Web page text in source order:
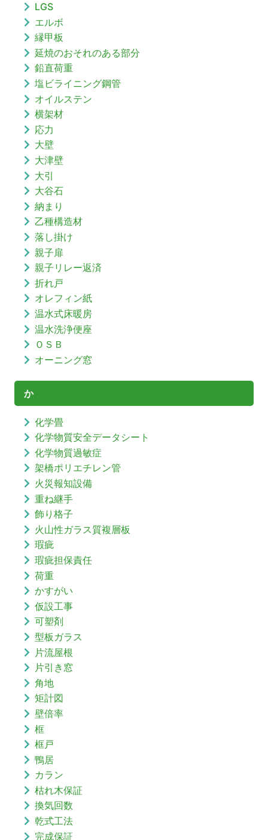
LGS
エルボ
縁甲板
延焼のおそれのある部分
鉛直荷重
塩ビライニング鋼管
オイルステン
横架材
応力
大壁
大津壁
大引
大谷石
納まり
乙種構造材
落し掛け
親子扉
親子リレー返済
折れ戸
オレフィン紙
温水式床暖房
温水洗浄便座
ＯＳＢ
オーニング窓
か
化学畳
化学物質安全データシート
化学物質過敏症
架橋ポリエチレン管
火災報知設備
重ね継手
飾り格子
火山性ガラス質複層板
瑕疵
瑕疵担保責任
荷重
かすがい
仮設工事
可塑剤
型板ガラス
片流屋根
片引き窓
角地
矩計図
壁倍率
框
框戸
鴨居
カラン
枯れ木保証
換気回数
乾式工法
完成保証